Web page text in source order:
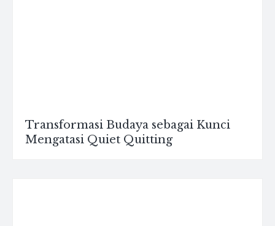
Transformasi Budaya sebagai Kunci
Mengatasi Quiet Quitting